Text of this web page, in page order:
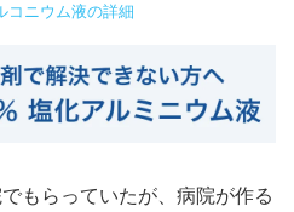
コニウム液の詳細
もらっていたが、病院が作る